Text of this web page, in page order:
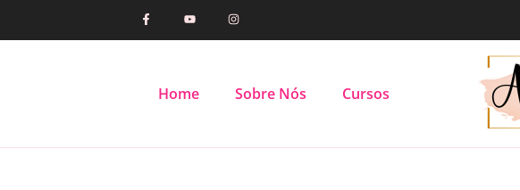
Home Sobre Nós Cursos